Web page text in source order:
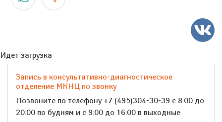
Идет загрузка
Запись в консультативно-диагностическое
отделение МКНЦ по звонку
Позвоните по телефону +7 (495)304-30-39 с 8:00 до
20:00 по будням и с 9:00 до 16:00 в выходные